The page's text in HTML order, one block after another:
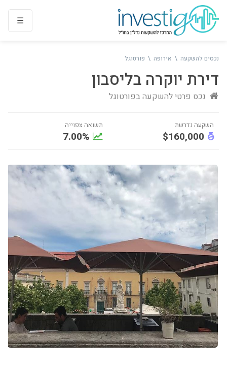
נכסים להשקעה אירופה פורטוגל
דירת יוקרה בליסבון
נכס פרטי להשקעה בפורטוגל
נכס פרטי להשקעה בפורטוגל